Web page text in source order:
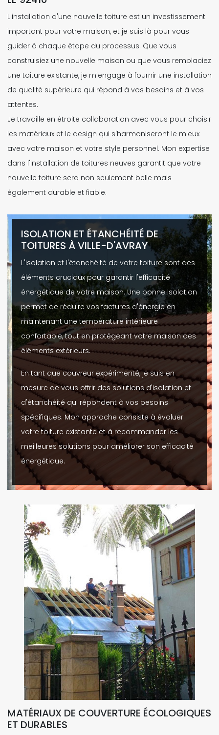
L'installation d'une nouvelle toiture est un investissement
important pour votre maison, et je suis là pour vous
guider à chaque étape du processus. Que vous
construisiez une nouvelle maison ou que vous remplaciez
une toiture existante, je m'engage à fournir une installation
de qualité supérieure qui répond à vos besoins et à vos
attentes.
Je travaille en étroite collaboration avec vous pour choisir
les matériaux et le design qui s'harmoniseront le mieux
avec votre maison et votre style personnel. Mon expertise
dans l'installation de toitures neuves garantit que votre
nouvelle toiture sera non seulement belle mais
également durable et fiable.
ISOLATION ET ÉTANCHÉITÉ DE
TOITURES À VILLE-D'AVRAY
L'isolation et l'étanchéité de votre toiture sont des
éléments cruciaux pour garantir l'efficacité
énergétique de votre maison. Une bonne isolation
permet de réduire vos factures d'énergie en
maintenant une température intérieure
confortable, tout en protégeant votre maison des
éléments extérieurs.
En tant que couvreur expérimenté, je suis en
mesure de vous offrir des solutions d'isolation et
d'étanchéité qui répondent à vos besoins
spécifiques. Mon approche consiste à évaluer
votre toiture existante et à recommander les
meilleures solutions pour améliorer son efficacité
énergétique.
MATÉRIAUX DE COUVERTURE ÉCOLOGIQUES
ET DURABLES